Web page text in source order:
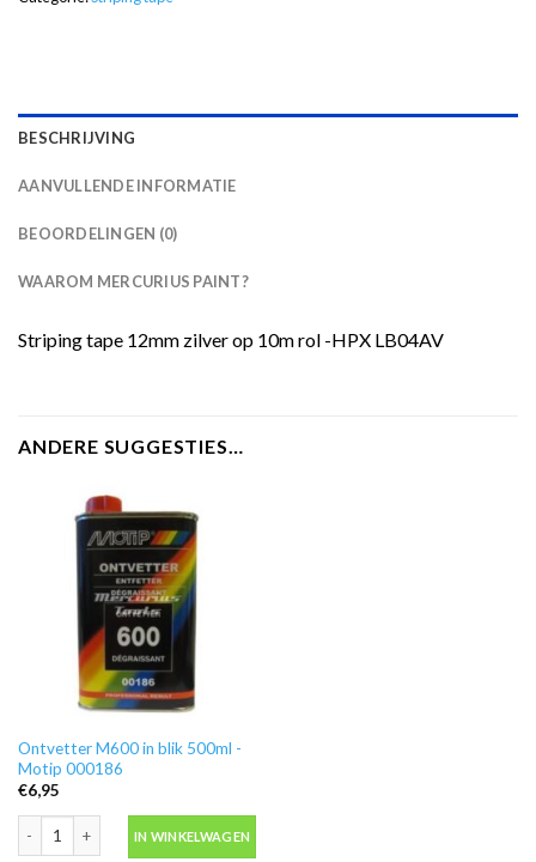
BESCHRIJVING
AANVULLENDE INFORMATIE
BEOORDELINGEN (0)
WAAROM MERCURIUS PAINT?
Striping tape 12mm zilver op 10m rol -HPX LB04AV
ANDERE SUGGESTIES…
Ontvetter M600 in blik 500ml -
Motip 000186
€6,95
Ontvetter M600 in blik 500ml -Motip 000186 aantal
IN WINKELWAGEN